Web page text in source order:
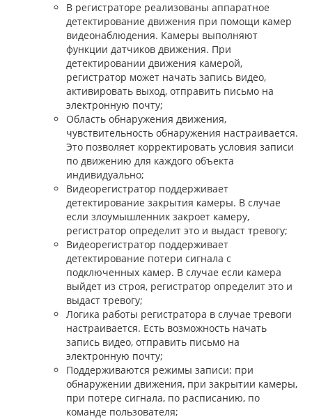
В регистраторе реализованы аппаратное
детектирование движения при помощи камер
видеонаблюдения. Камеры выполняют
функции датчиков движения. При
детектировании движения камерой,
регистратор может начать запись видео,
активировать выход, отправить письмо на
электронную почту;
Область обнаружения движения,
чувствительность обнаружения настраивается.
Это позволяет корректировать условия записи
по движению для каждого объекта
индивидуально;
Видеорегистратор поддерживает
детектирование закрытия камеры. В случае
если злоумышленник закроет камеру,
регистратор определит это и выдаст тревогу;
Видеорегистратор поддерживает
детектирование потери сигнала с
подключенных камер. В случае если камера
выйдет из строя, регистратор определит это и
выдаст тревогу;
Логика работы регистратора в случае тревоги
настраивается. Есть возможность начать
запись видео, отправить письмо на
электронную почту;
Поддерживаются режимы записи: при
обнаружении движения, при закрытии камеры,
при потере сигнала, по расписанию, по
команде пользователя;